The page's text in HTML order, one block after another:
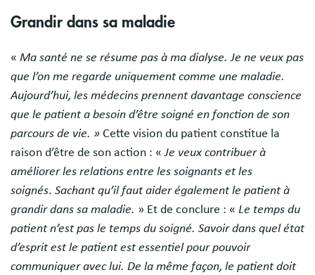
Grandir dans sa maladie
« Ma santé ne se résume pas à ma dialyse. Je ne veux pas
que l’on me regarde uniquement comme une maladie.
Aujourd’hui, les médecins prennent davantage conscience
que le patient a besoin d’être soigné en fonction de son
parcours de vie. » Cette vision du patient constitue la
raison d’être de son action : «Je veux contribuer à
améliorer les relations entre les soignants et les
soignés. Sachant qu’il faut aider également le patient à
grandir dans sa maladie. » Et de conclure : « Le temps du
patient n’est pas le temps du soigné. Savoir dans quel état
d’esprit est le patient est essentiel pour pouvoir
communiquer avec lui. De la même façon, le patient doit